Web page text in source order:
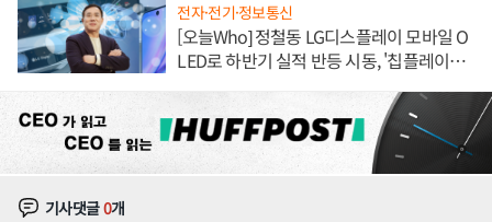
전자·전기·정보통신
[오늘Who] 정철동 LG디스플레이 모바일 O
LED로 하반기 실적 반등 시동, '칩플레이
기사댓글0개